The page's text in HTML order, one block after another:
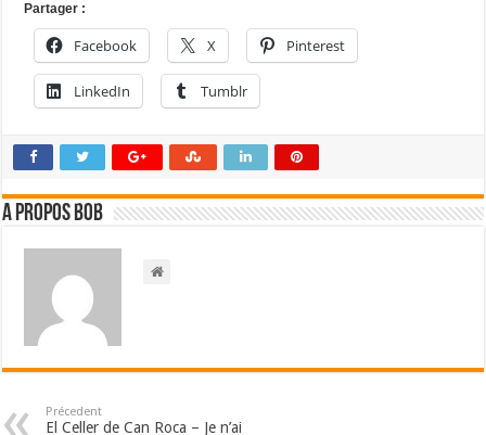
Partager :
Facebook X Pinterest
LinkedIn Tumblr
A propos bOb
Précedent
El Celler de Can Roca – Je n’ai